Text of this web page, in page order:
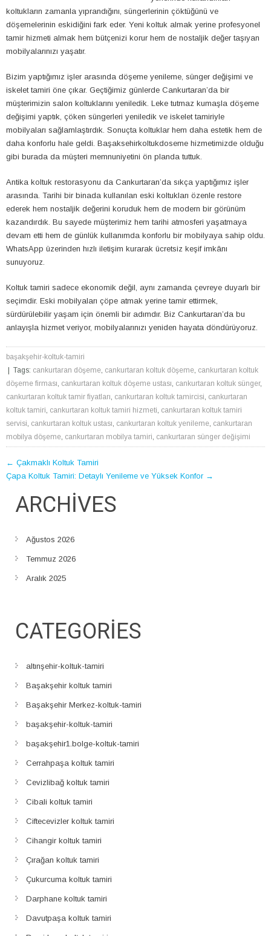
koltukların zamanla yıprandığını, süngerlerinin çöktüğünü ve
döşemelerinin eskidiğini fark eder. Yeni koltuk almak yerine profesyonel
tamir hizmeti almak hem bütçenizi korur hem de nostaljik değer taşıyan
mobilyalarınızı yaşatır.
Bizim yaptığımız işler arasında döşeme yenileme, sünger değişimi ve
iskelet tamiri öne çıkar. Geçtiğimiz günlerde Cankurtaran’da bir
müşterimizin salon koltuklarını yeniledik. Leke tutmaz kumaşla döşeme
değişimi yaptık, çöken süngerleri yeniledik ve iskelet tamiriyle
mobilyaları sağlamlaştırdık. Sonuçta koltuklar hem daha estetik hem de
daha konforlu hale geldi. Başaksehirkoltukdoseme hizmetimizde olduğu
gibi burada da müşteri memnuniyetini ön planda tuttuk.
Antika koltuk restorasyonu da Cankurtaran’da sıkça yaptığımız işler
arasında. Tarihi bir binada kullanılan eski koltukları özenle restore
ederek hem nostaljik değerini koruduk hem de modern bir görünüm
kazandırdık. Bu sayede müşterimiz hem tarihi atmosferi yaşatmaya
devam etti hem de günlük kullanımda konforlu bir mobilyaya sahip oldu.
WhatsApp üzerinden hızlı iletişim kurarak ücretsiz keşif imkânı
sunuyoruz.
Koltuk tamiri sadece ekonomik değil, aynı zamanda çevreye duyarlı bir
seçimdir. Eski mobilyaları çöpe atmak yerine tamir ettirmek,
sürdürülebilir yaşam için önemli bir adımdır. Biz Cankurtaran’da bu
anlayışla hizmet veriyor, mobilyalarınızı yeniden hayata döndürüyoruz.
başakşehir-koltuk-tamiri
| Tags: cankurtaran döşeme, cankurtaran koltuk döşeme, cankurtaran koltuk
döşeme firması, cankurtaran koltuk döşeme ustası, cankurtaran koltuk sünger,
cankurtaran koltuk tamir fiyatları, cankurtaran koltuk tamircisi, cankurtaran
koltuk tamiri, cankurtaran koltuk tamiri hizmeti, cankurtaran koltuk tamiri
servisi, cankurtaran koltuk ustası, cankurtaran koltuk yenileme, cankurtaran
mobilya döşeme, cankurtaran mobilya tamiri, cankurtaran sünger değişimi
POST
NAVIGATION
← Çakmaklı Koltuk Tamiri
Çapa Koltuk Tamiri: Detaylı Yenileme ve Yüksek Konfor →
ARCHIVES
Ağustos 2026
Temmuz 2026
Aralık 2025
CATEGORIES
altınşehir-koltuk-tamiri
Başakşehir koltuk tamiri
Başakşehir Merkez-koltuk-tamiri
başakşehir-koltuk-tamiri
başakşehir1.bolge-koltuk-tamiri
Cerrahpaşa koltuk tamiri
Cevizlibağ koltuk tamiri
Cibali koltuk tamiri
Ciftecevizler koltuk tamiri
Cihangir koltuk tamiri
Çırağan koltuk tamiri
Çukurcuma koltuk tamiri
Darphane koltuk tamiri
Davutpaşa koltuk tamiri